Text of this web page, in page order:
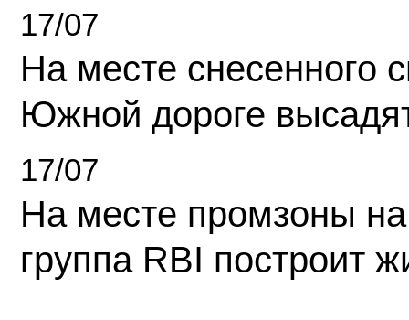
17/07
На месте снесенного
Южной дороге
17/07
На месте промзоны
группа RBI построит